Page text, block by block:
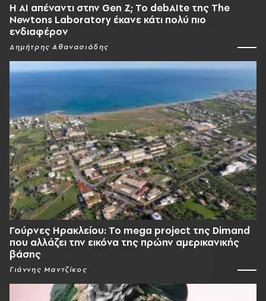
Η AI απέναντι στην Gen Z; Το debAIte της The
Newtons Laboratory έκανε κάτι πολύ πιο
ενδιαφέρον
Δημήτρης Αθανασιάδης
Γούρνες Ηρακλείου: To mega project της Dimand
που αλλάζει την εικόνα της πρώην αμερικανικής
βάσης
Γιάννης Μαντζίκος